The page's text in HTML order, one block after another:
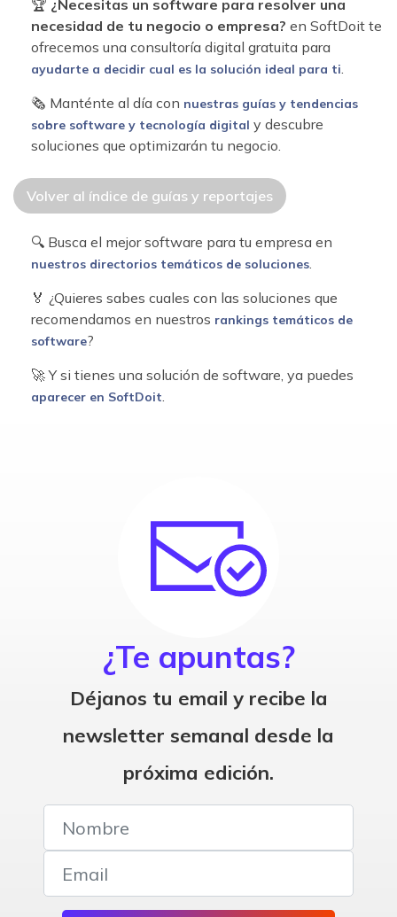
🏆 ¿Necesitas un software para resolver una
necesidad de tu negocio o empresa? en SoftDoit te
ofrecemos una consultoría digital gratuita para
ayudarte a decidir cual es la solución ideal para ti.
🗞 Manténte al día con nuestras guías y tendencias
sobre software y tecnología digital y descubre
soluciones que optimizarán tu negocio.
Volver al índice de guías y reportajes
🔍 Busca el mejor software para tu empresa en
nuestros directorios temáticos de soluciones.
🏅 ¿Quieres sabes cuales con las soluciones que
recomendamos en nuestros rankings temáticos de
software?
🚀 Y si tienes una solución de software, ya puedes
aparecer en SoftDoit.
¿Te apuntas?
Déjanos tu email y recibe la
newsletter semanal desde la
próxima edición.